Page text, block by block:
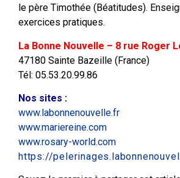
le père Timothée (Béatitudes).
exercices pratiques.
La Bonne Nouvelle – 8 rue Roger
47180 Sainte Bazeille (France)
Tél: 05.53.20.99.86
Nos sites :
www.labonnenouvelle.fr
www.mariereine.com
www.rosary-world.com
https://